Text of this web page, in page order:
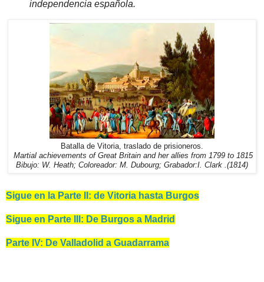
independencia española.
Batalla de Vitoria, traslado de prisioneros.
Martial achievements of Great Britain and her allies from 1799 to 1815
Bibujo: W. Heath; Coloreador: M. Dubourg; Grabador:I. Clark .(1814)
Sigue en la Parte II: de Vitoria hasta Burgos
Sigue en Parte III: De Burgos a Madrid
Parte IV: De Valladolid a Guadarrama